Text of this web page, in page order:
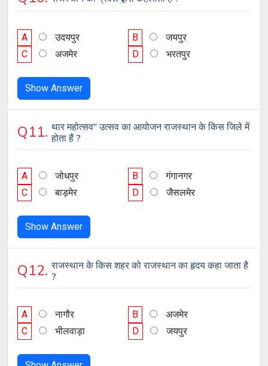
A उदयपुर B
जयपुर
C
अजमेर D भरतपुर
Show Answer
Q11.थार महोत्सव" उत्सव का आयोजन राजस्थान के किस जिले में
होता हैं ?
A जोधपुर B
गंगानगर
C
बाड़मेर D जैसलमेर
Show Answer
Q12. राजस्थान के किस शहर को राजस्थान का हृदय कहा जाता है
?
A नागौर B
अजमेर
C
भीलवाड़ा D जयपुर